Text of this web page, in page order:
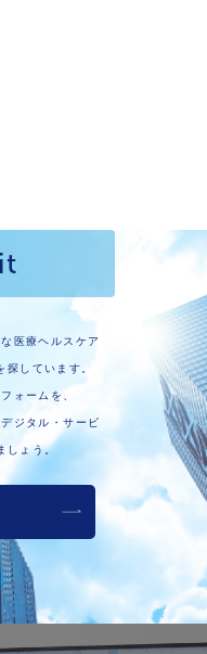
医療ヘルスケア
探しています。
ォームを、
ジタル・サービ
しょう。